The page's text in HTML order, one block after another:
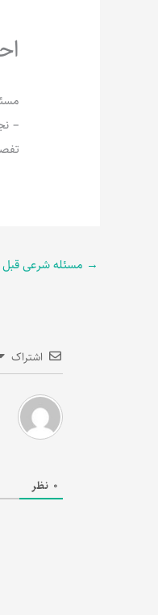
–
→ مسئله شرعی قبل
اشتراک
0 نظر